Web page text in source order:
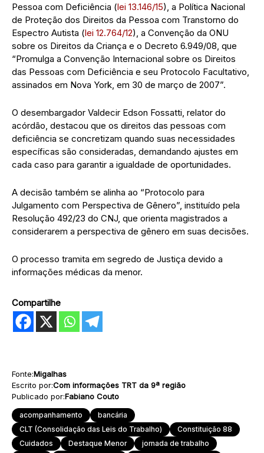
Pessoa com Deficiência (lei 13.146/15), a Política Nacional
de Proteção dos Direitos da Pessoa com Transtorno do
Espectro Autista (lei 12.764/12), a Convenção da ONU
sobre os Direitos da Criança e o Decreto 6.949/08, que
“Promulga a Convenção Internacional sobre os Direitos
das Pessoas com Deficiência e seu Protocolo Facultativo,
assinados em Nova York, em 30 de março de 2007”.
O desembargador Valdecir Edson Fossatti, relator do
acórdão, destacou que os direitos das pessoas com
deficiência se concretizam quando suas necessidades
específicas são consideradas, demandando ajustes em
cada caso para garantir a igualdade de oportunidades.
A decisão também se alinha ao “Protocolo para
Julgamento com Perspectiva de Gênero”, instituído pela
Resolução 492/23 do CNJ, que orienta magistrados a
considerarem a perspectiva de gênero em suas decisões.
O processo tramita em segredo de Justiça devido a
informações médicas da menor.
Compartilhe
Fonte:Migalhas
Escrito por:Com informações TRT da 9ª região
Publicado por:Fabiano Couto
acompanhamento
bancária
CLT (Consolidação das Leis do Trabalho)
Constituição 88
Cuidados
Destaque Menor
jornada de trabalho